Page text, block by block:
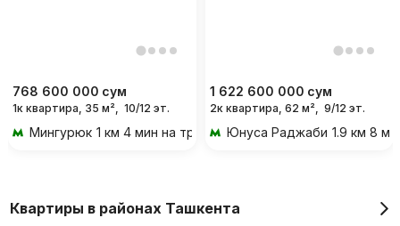
768 600 000 сум
1к квартира, 35 м², 10/12 эт.
Мингурюк 1 км 4 мин на транспорте
1 622 600 000 сум
2к квартира, 62 м², 9/12 эт.
Юнуса Раджаби 1.9 км 8
Квартиры в районах Ташкента